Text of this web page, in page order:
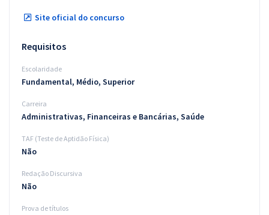
Site oficial do concurso
Requisitos
Escolaridade
Fundamental, Médio, Superior
Carreira
Administrativas, Financeiras e Bancárias, Saúde
TAF (Teste de Aptidão Física)
Não
Redação Discursiva
Não
Prova de títulos